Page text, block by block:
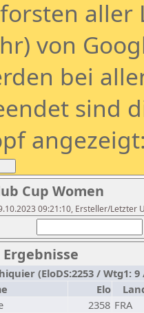
aller
von
bei
sind
Cup Women
09:21:10, Ersteller/Letzter
(EloDS:2253 / Wtg1:
Elo
2358 FRA